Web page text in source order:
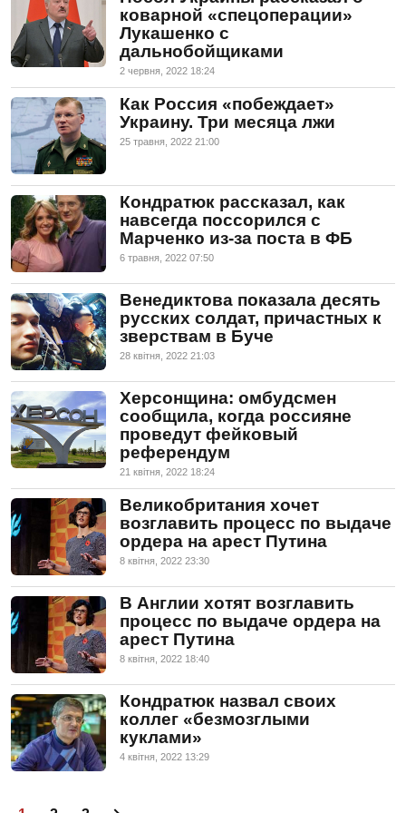
коварной «спецоперации»
Лукашенко с
дальнобойщиками
2 червня, 2022 18:24
Как Россия «побеждает»
Украину. Три месяца лжи
25 травня, 2022 21:00
Кондратюк рассказал, как
навсегда поссорился с
Марченко из-за поста в ФБ
6 травня, 2022 07:50
Венедиктова показала десять
русских солдат, причастных к
зверствам в Буче
28 квiтня, 2022 21:03
Херсонщина: омбудсмен
сообщила, когда россияне
проведут фейковый
референдум
21 квiтня, 2022 18:24
Великобритания хочет
возглавить процесс по выдаче
ордера на арест Путина
8 квiтня, 2022 23:30
В Англии хотят возглавить
процесс по выдаче ордера на
арест Путина
8 квiтня, 2022 18:40
Кондратюк назвал своих
коллег «безмозглыми
куклами»
4 квiтня, 2022 13:29